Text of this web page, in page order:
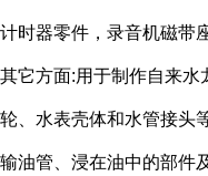
计时器零件，录音机磁带
其它方面:用于制作自来
轮、水表壳体和水管接头
输油管、浸在油中的部件